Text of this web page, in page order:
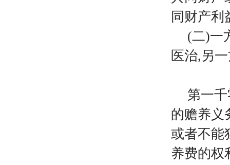
同财产利
(二)一
医治,另
第一
的赡养义
或者不能
养费的权